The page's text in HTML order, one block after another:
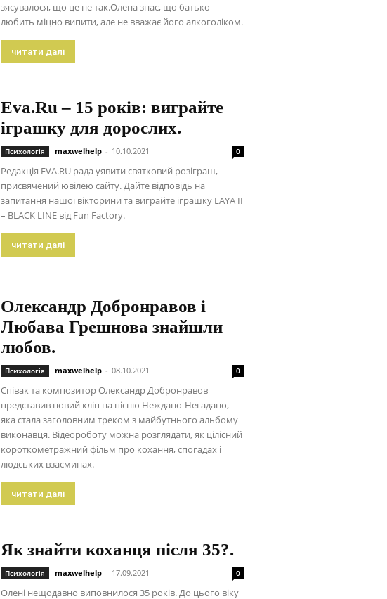
зясувалося, що це не так.Олена знає, що батько
любить міцно випити, але не вважає його алкоголіком.
читати далі
Eva.Ru – 15 років: виграйте
іграшку для дорослих.
Психологія maxwelhelp - 10.10.2021 0
Редакція EVA.RU рада уявити святковий розіграш,
присвячений ювілею сайту. Дайте відповідь на
запитання нашої вікторини та виграйте іграшку LAYA II
– BLACK LINE від Fun Factory.
читати далі
Олександр Добронравов і
Любава Грешнова знайшли
любов.
Психологія maxwelhelp - 08.10.2021 0
Співак та композитор Олександр Добронравов
представив новий кліп на пісню Неждано-Негадано,
яка стала заголовним треком з майбутнього альбому
виконавця. Відеороботу можна розглядати, як цілісний
короткометражний фільм про кохання, спогадах і
людських взаєминах.
читати далі
Як знайти коханця після 35?.
Психологія maxwelhelp - 17.09.2021 0
Олені нещодавно виповнилося 35 років. До цього віку